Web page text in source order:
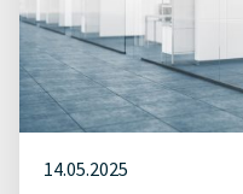
14.05.2025